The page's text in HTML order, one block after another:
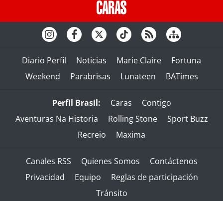
Diario Perfil Noticias Marie Claire
Fortuna
Weekend
Parabrisas Lunateen BATimes
Perfil Brasil: Caras
Contigo
Aventuras Na Historia
Rolling Stone
Sport Buzz
Recreio
Maxima
Canales RSS Quienes Somos
Contáctenos
Privacidad
Equipo
Reglas de participación
Tránsito